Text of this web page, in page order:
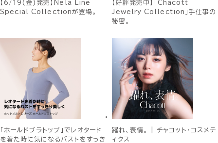
【6/19(金)発売】Nela Line
Special Collectionが登場。
【好評発売中】「Chacott
Jewelry Collection」手仕事の
秘密。
「ホールドブラトップ」でレオタード
を着た時に気になるバストをすっき
躍れ、表情。 | チャコット・コスメテ
ィクス